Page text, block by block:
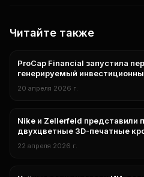
Читайте также
нейросети
ProCap Financial запустила
генерируемый
20 апреля 2026 г.
нейросети
Nike и Zellerfeld представили
двухцветные 3D-печатные
22 апреля 2026 г.